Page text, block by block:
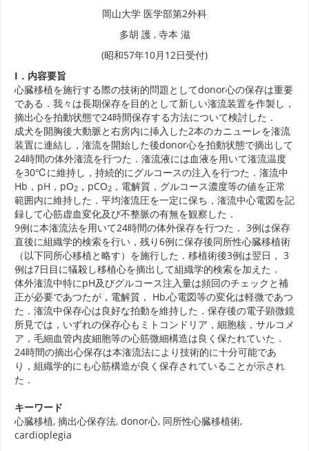
岡山大学 医学部第2外科
多胡 護 , 寺本 滋
(昭和57年10月12日受付)
I．内容要旨
心臓移植を施行する際の技術的問題としてdonor心の保存は重要
である．我々は長期保存を目的として新しい潅流装置を作製し，
摘出心を拍動状態で24時間保存する方法について検討した．
成犬を開胸後大動脈と右房内に挿入した2本のカニューレを潅流
装置に連結し，潅流を開始した後donor心を拍動状態で摘出して
24時間の体外潅流を行つた．潅流液には血液を用いて潅流温度
を30℃に維持し，持続的にグルコースの注入を行つた．潅流中
Hb，pH，pO2 ，pCO2 ，電解質，グルコース濃度等の値を正常
範囲内に維持した．平均潅流圧を一定に保ち，潅流中心電図を記
録して心筋虚血変化及び不整脈の有無を観察した．
9例に本潅流法を用いて24時間の体外保存を行つた． 3例は保存
直後に組織学的検索を行い，残り6例に保存後同所性心臓移植術
（以下同所心移植と略す）を施行した．移植術後3例は翌日， 3
例は7日目に犠殺し移植心を摘出して組織学的検索を加えた．
体外潅流中特にpH及びグルコース注入量は頻回のチェックと補
正が必要であつたが，電解質， Hb,心電図等の変化は軽微であつ
た．潅流中保存心は良好な拍動を維持した．保存後の電子顕微鏡
所見では，いずれの保存心もミトコンドリア，細胞核，サルコメ
ア，毛細血管内皮細胞等の心筋微細構造は良く保たれていた．
24時間の摘出心保存は本潅流法により技術的に十分可能であ
り，組織学的にも心筋構造が良く保存されていることが示され
た．
キーワード
心臓移植, 摘出心保存法, donor心, 同所性心臓移植術,
cardioplegia